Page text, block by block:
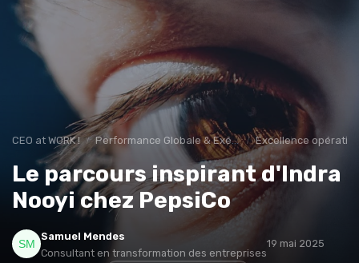
CEO at WORK ! Performance Globale & Exécution Excellence
Le parcours inspirant d'Indra
Nooyi chez PepsiCo
Samuel Mendes
Consultant en transformation des entreprises
19 mai 2025